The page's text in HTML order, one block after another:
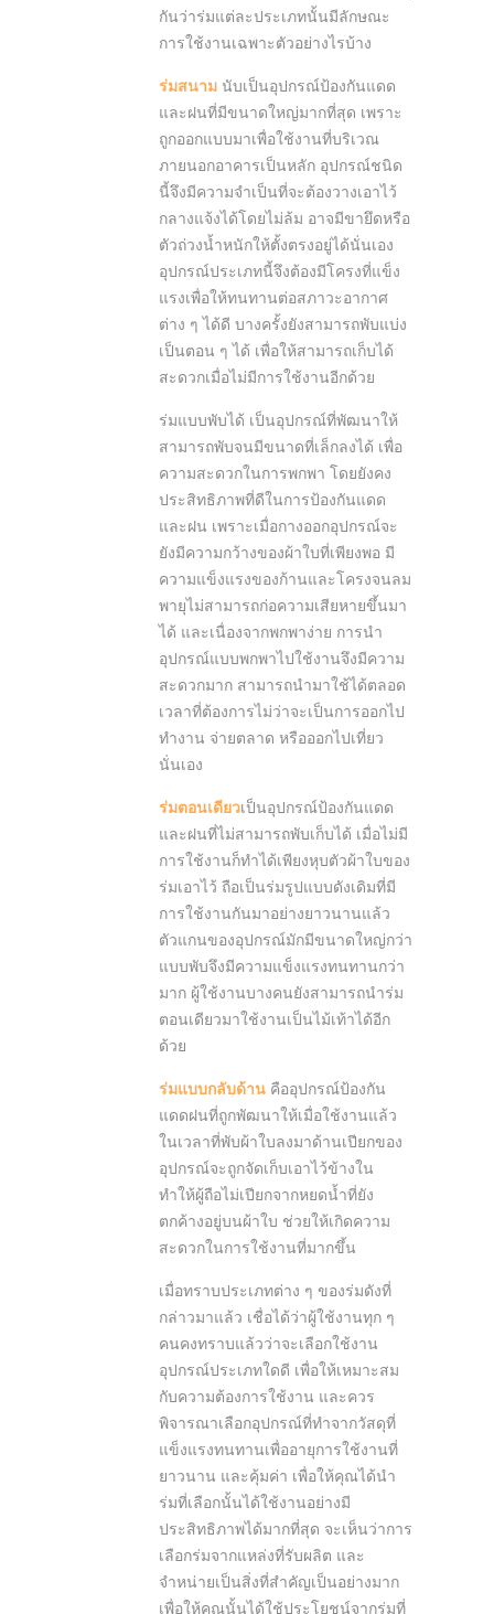
กันว่าร่มแต่ละประเภทนั้นมีลักษณะ
การใช้งานเฉพาะตัวอย่างไรบ้าง
ร่มสนาม นับเป็นอุปกรณ์ป้องกันแดด
และฝนที่มีขนาดใหญ่มากที่สุด เพราะ
ถูกออกแบบมาเพื่อใช้งานที่บริเวณ
ภายนอกอาคารเป็นหลัก อุปกรณ์ชนิด
นี้จึงมีความจำเป็นที่จะต้องวางเอาไว้
กลางแจ้งได้โดยไม่ล้ม อาจมีขายึดหรือ
ตัวถ่วงน้ำหนักให้ตั้งตรงอยู่ได้นั่นเอง
อุปกรณ์ประเภทนี้จึงต้องมีโครงที่แข็ง
แรงเพื่อให้ทนทานต่อสภาวะอากาศ
ต่าง ๆ ได้ดี บางครั้งยังสามารถพับแบ่ง
เป็นตอน ๆ ได้ เพื่อให้สามารถเก็บได้
สะดวกเมื่อไม่มีการใช้งานอีกด้วย
ร่มแบบพับได้ เป็นอุปกรณ์ที่พัฒนาให้
สามารถพับจนมีขนาดที่เล็กลงได้ เพื่อ
ความสะดวกในการพกพา โดยยังคง
ประสิทธิภาพที่ดีในการป้องกันแดด
และฝน เพราะเมื่อกางออกอุปกรณ์จะ
ยังมีความกว้างของผ้าใบที่เพียงพอ มี
ความแข็งแรงของก้านและโครงจนลม
พายุไม่สามารถก่อความเสียหายขึ้นมา
ได้ และเนื่องจากพกพาง่าย การนำ
อุปกรณ์แบบพกพาไปใช้งานจึงมีความ
สะดวกมาก สามารถนำมาใช้ได้ตลอด
เวลาที่ต้องการไม่ว่าจะเป็นการออกไป
ทำงาน จ่ายตลาด หรือออกไปเที่ยว
นั่นเอง
ร่มตอนเดียวเป็นอุปกรณ์ป้องกันแดด
และฝนที่ไม่สามารถพับเก็บได้ เมื่อไม่มี
การใช้งานก็ทำได้เพียงหุบตัวผ้าใบของ
ร่มเอาไว้ ถือเป็นร่มรูปแบบดังเดิมที่มี
การใช้งานกันมาอย่างยาวนานแล้ว
ตัวแกนของอุปกรณ์มักมีขนาดใหญ่กว่า
แบบพับจึงมีความแข็งแรงทนทานกว่า
มาก ผู้ใช้งานบางคนยังสามารถนำร่ม
ตอนเดียวมาใช้งานเป็นไม้เท้าได้อีก
ด้วย
ร่มแบบกลับด้าน คืออุปกรณ์ป้องกัน
แดดฝนที่ถูกพัฒนาให้เมื่อใช้งานแล้ว
ในเวลาที่พับผ้าใบลงมาด้านเปียกของ
อุปกรณ์จะถูกจัดเก็บเอาไว้ข้างใน
ทำให้ผู้ถือไม่เปียกจากหยดน้ำที่ยัง
ตกค้างอยู่บนผ้าใบ ช่วยให้เกิดความ
สะดวกในการใช้งานที่มากขึ้น
เมื่อทราบประเภทต่าง ๆ ของร่มดังที่
กล่าวมาแล้ว เชื่อได้ว่าผู้ใช้งานทุก ๆ
คนคงทราบแล้วว่าจะเลือกใช้งาน
อุปกรณ์ประเภทใดดี เพื่อให้เหมาะสม
กับความต้องการใช้งาน และควร
พิจารณาเลือกอุปกรณ์ที่ทำจากวัสดุที่
แข็งแรงทนทานเพื่ออายุการใช้งานที่
ยาวนาน และคุ้มค่า เพื่อให้คุณได้นำ
ร่มที่เลือกนั้นได้ใช้งานอย่างมี
ประสิทธิภาพได้มากที่สุด จะเห็นว่าการ
เลือกร่มจากแหล่งที่รับผลิต และ
จำหน่ายเป็นสิ่งที่สำคัญเป็นอย่างมาก
เพื่อให้คุณนั้นได้ใช้ประโยชน์จากร่มที่